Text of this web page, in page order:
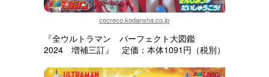
cocreco.kodansha.co.jp
『全ウルトラマン パーフェクト大図鑑
2024 増補三訂』 定価：本体1091円（税別）